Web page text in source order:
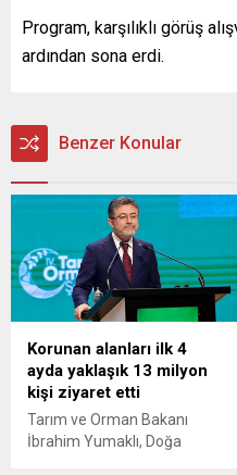
Program, karşılıklı görüş
ardından sona erdi.
Benzer Konular
Korunan alanları ilk 4
ayda yaklaşık 13 milyon
kişi ziyaret etti
Tarım ve Orman Bakanı
İbrahim Yumaklı, Doğa